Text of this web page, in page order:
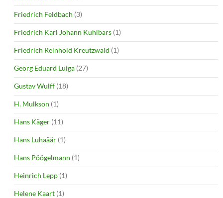
Friedrich Feldbach (3)
Friedrich Karl Johann Kuhlbars (1)
Friedrich Reinhold Kreutzwald (1)
Georg Eduard Luiga (27)
Gustav Wulff (18)
H. Mulkson (1)
Hans Käger (11)
Hans Luhaäär (1)
Hans Pöögelmann (1)
Heinrich Lepp (1)
Helene Kaart (1)